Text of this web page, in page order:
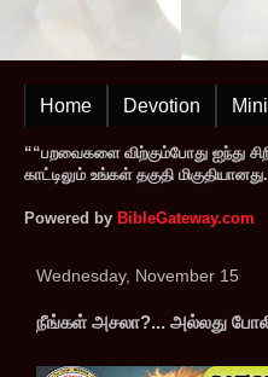
Home Devotion
““பறவைகளை விற்கும்போது ஐந்து
காட்டிலும் உங்கள் தகுதி
Powered by BibleGateway.com
Wednesday, November 15
நீங்கள் அசலா?... அல்லது